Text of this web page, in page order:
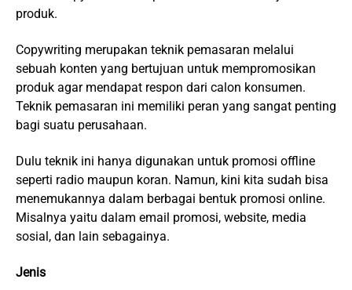
produk.
Copywriting merupakan teknik pemasaran melalui
sebuah konten yang bertujuan untuk mempromosikan
produk agar mendapat respon dari calon konsumen.
Teknik pemasaran ini memiliki peran yang sangat penting
bagi suatu perusahaan.
Dulu teknik ini hanya digunakan untuk promosi offline
seperti radio maupun koran. Namun, kini kita sudah bisa
menemukannya dalam berbagai bentuk promosi online.
Misalnya yaitu dalam email promosi, website, media
sosial, dan lain sebagainya.
Jenis